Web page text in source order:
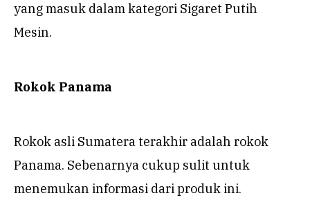
yang masuk dalam kategori Sigaret Putih
Mesin.
Rokok Panama
Rokok asli Sumatera terakhir adalah rokok
Panama. Sebenarnya cukup sulit untuk
menemukan informasi dari produk ini.